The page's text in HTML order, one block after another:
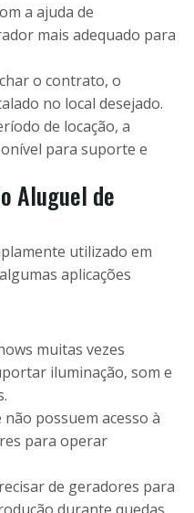
a ajuda de
mais adequado para
o contrato, o
no local desejado.
de locação, a
para suporte e
Aluguel de
utilizado em
aplicações
muitas vezes
iluminação, som e
não possuem acesso à
para operar
de geradores para